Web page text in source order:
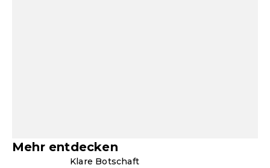
Mehr entdecken
Klare Botschaft